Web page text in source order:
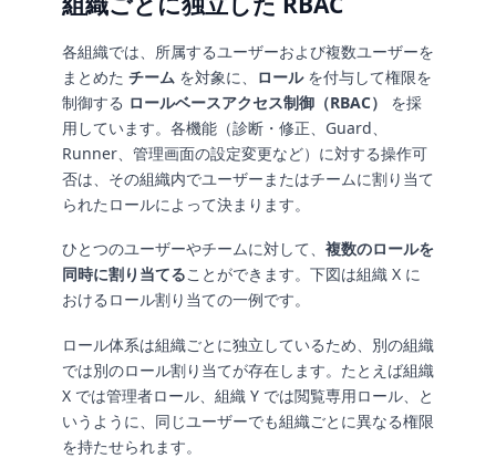
各組織では、所属するユーザーおよび複数ユーザーを
まとめた チーム を対象に、 ロールを付与して権限を
制御する ロールベースアクセス制御（RBAC）
を採
用しています。各機能（診断・修正、Guard、
Runner、管理画面の設定変更など）に対する操作可
否は、その組織内でユーザーまたはチームに割り当て
られたロールによって決まります。
ひとつのユーザーやチームに対して、 複数のロールを
同時に割り当てることができます。下図は組織 X に
おけるロール割り当ての一例です。
ロール体系は組織ごとに独立しているため、別の組織
では別のロール割り当てが存在します。たとえば組織
X では管理者ロール、組織 Y では閲覧専用ロール、と
いうように、同じユーザーでも組織ごとに異なる権限
を持たせられます。